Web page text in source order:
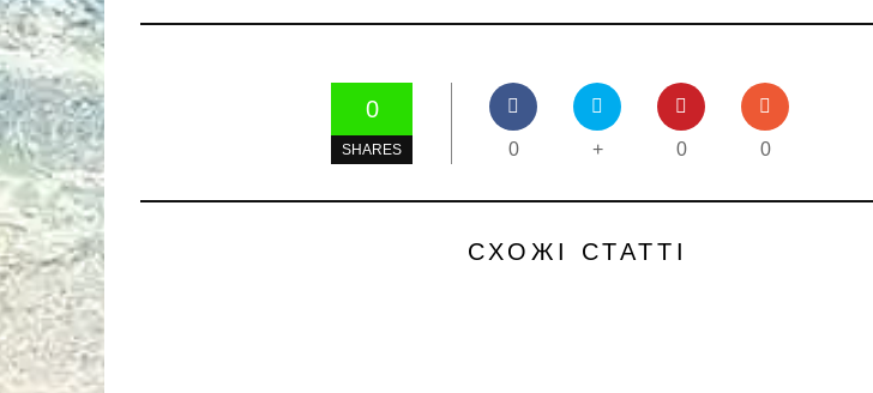
0
SHARES 0 + 0 0
СХОЖІ СТАТТІ